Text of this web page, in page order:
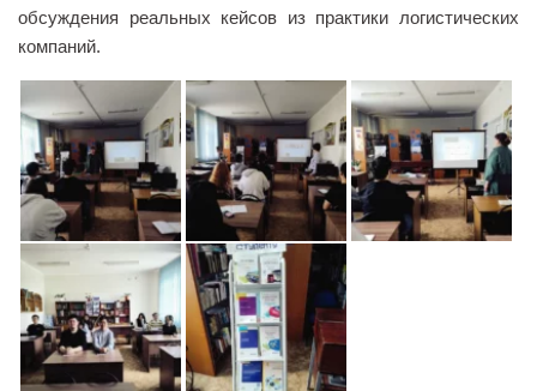
Центр содействия трудоустройству выпускников
График учебного процесса
Электронное обучение и дистанционные
образовательные технологии
Демонстрационный экзамен
Родителям
Образовательный кредит
Памятка обучающимся
КФ РГУ СоцТех
обсуждения реальных кейсов из практики логистических
компаний.